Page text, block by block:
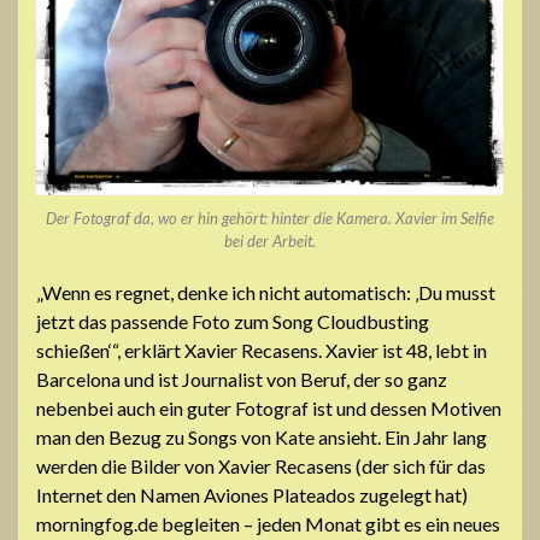
Der Fotograf da, wo er hin gehört: hinter die Kamera. Xavier im Selfie
bei der Arbeit.
„Wenn es regnet, denke ich nicht automatisch: ‚Du musst
jetzt das passende Foto zum Song Cloudbusting
schießen‘“, erklärt Xavier Recasens. Xavier ist 48, lebt in
Barcelona und ist Journalist von Beruf, der so ganz
nebenbei auch ein guter Fotograf ist und dessen Motiven
man den Bezug zu Songs von Kate ansieht. Ein Jahr lang
werden die Bilder von Xavier Recasens (der sich für das
Internet den Namen Aviones Plateados zugelegt hat)
morningfog.de begleiten – jeden Monat gibt es ein neues